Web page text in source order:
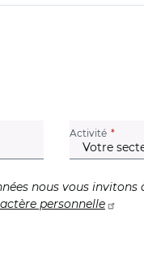
Activité
nous vous invitons
personnelle